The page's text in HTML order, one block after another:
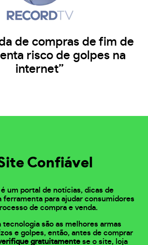
de compras de fim de
risco de golpes na
internet”
Confiável
um portal de notícias, dicas de
ferramenta para ajudar consumidores
de compra e venda.
tecnologia são as melhores armas
e golpes, então, antes de comprar
gratuitamente se o site, loja